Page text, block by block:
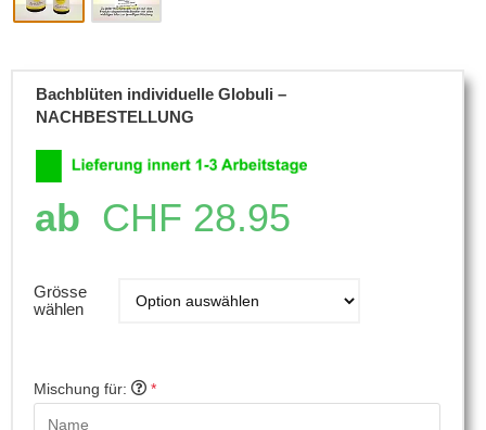
Bachblüten individuelle Globuli –
NACHBESTELLUNG
ab CHF 28.95
Grösse
wählen
Mischung für: *